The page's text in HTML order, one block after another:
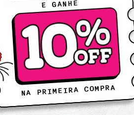
tamanhos disponíveis.
DESCONTO